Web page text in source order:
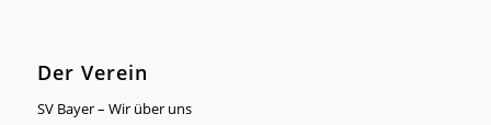
Der Verein
SV Bayer – Wir über uns